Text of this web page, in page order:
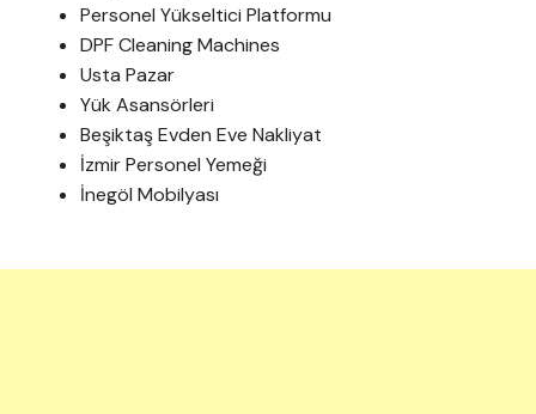
Personel Yükseltici Platformu
DPF Cleaning Machines
Usta Pazar
Yük Asansörleri
Beşiktaş Evden Eve Nakliyat
İzmir Personel Yemeği
İnegöl Mobilyası